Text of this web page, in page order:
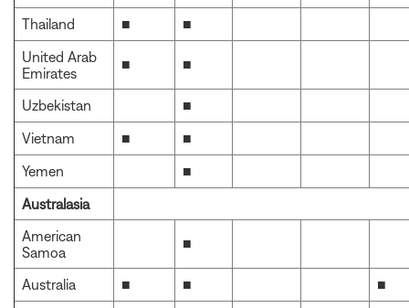
Thailand
■
■
United Arab
Emirates
■ ■
Uzbekistan
■
Vietnam
■
■
Yemen
■
Australasia
American
Samoa
■
Australia ■ ■
■